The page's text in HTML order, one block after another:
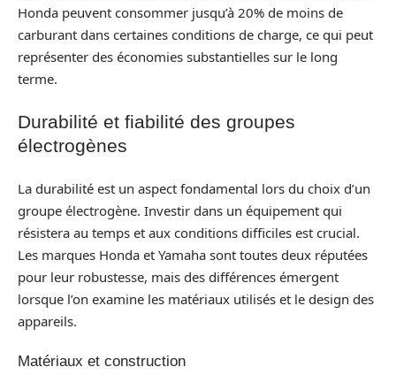
Honda peuvent consommer jusqu’à 20% de moins de
carburant dans certaines conditions de charge, ce qui peut
représenter des économies substantielles sur le long
terme.
Durabilité et fiabilité des groupes
électrogènes
La durabilité est un aspect fondamental lors du choix d’un
groupe électrogène. Investir dans un équipement qui
résistera au temps et aux conditions difficiles est crucial.
Les marques Honda et Yamaha sont toutes deux réputées
pour leur robustesse, mais des différences émergent
lorsque l’on examine les matériaux utilisés et le design des
appareils.
Matériaux et construction